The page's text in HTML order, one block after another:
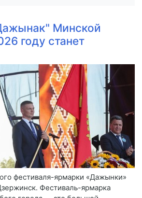
Минской
году станет
фестиваля-ярмарки «Дажынки»
Фестиваль-ярмарка